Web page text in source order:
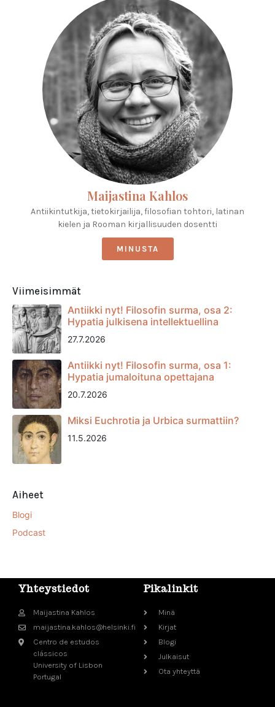
Maijastina Kahlos
Antiikintutkija, tietokirjailija, filosofian tohtori, latinan
kielen ja Rooman kirjallisuuden dosentti
MINUSTA
Viimeisimmät
Antiikki nyt! Filosofin surma, osa 2:
Hypatia julkisena intellektuellina
27.7.2026
Antiikki nyt! Filosofin surma, osa 1:
Hypatia jumaloituna opettajana
20.7.2026
Miksi Euchrotia ja Urbica surmattiin?
11.5.2026
Aiheet
Blogi
Podcast
Yhteystiedot
Maijastina Kahlos
maijastina.kahlos@helsinki.fi
Centro de estudos
clássicos
University of Lisbon
Portugal
Pikalinkit
Minä
Kirjat
Blogi
Julkaisut
Ota yhteyttä